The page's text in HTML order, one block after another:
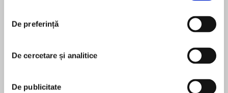
De preferință
De cercetare și analitice
De publicitate
But best mate Dickie has other ideas, and soon
they are sharing a flat, up to all sorts and
pentru această carte
Josephine Cox was born in Blackburn, one of ten
the tapestry of life. Josephine says, ‘I could never